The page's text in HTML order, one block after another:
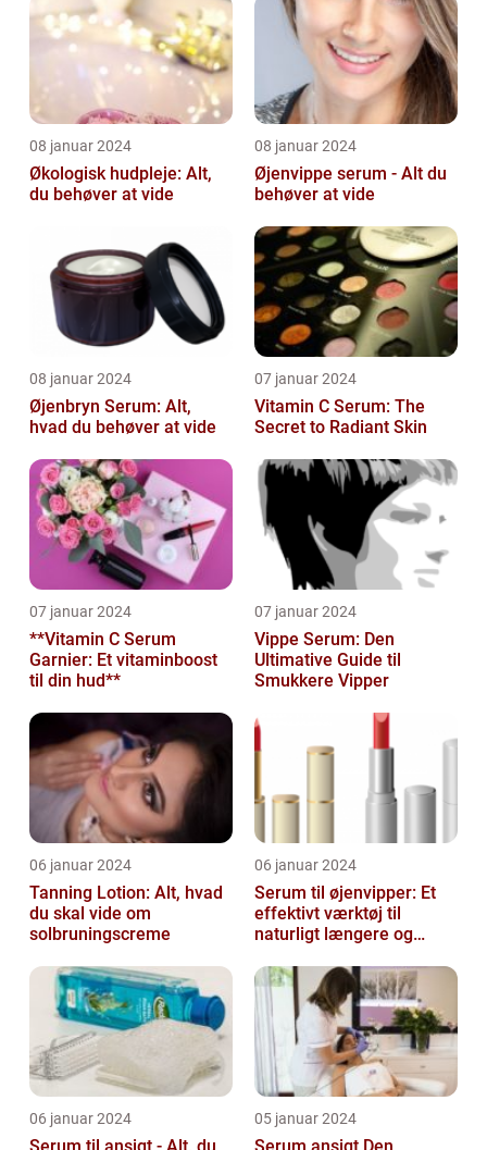
08 januar 2024
Økologisk hudpleje: Alt,
du behøver at vide
08 januar 2024
Øjenvippe serum - Alt du
behøver at vide
08 januar 2024
Øjenbryn Serum: Alt,
hvad du behøver at vide
07 januar 2024
Vitamin C Serum: The
Secret to Radiant Skin
07 januar 2024
**Vitamin C Serum
Garnier: Et vitaminboost
til din hud**
07 januar 2024
Vippe Serum: Den
Ultimative Guide til
Smukkere Vipper
06 januar 2024
Tanning Lotion: Alt, hvad
du skal vide om
solbruningscreme
06 januar 2024
Serum til øjenvipper: Et
effektivt værktøj til
naturligt længere og
06 januar 2024 05 januar 2024